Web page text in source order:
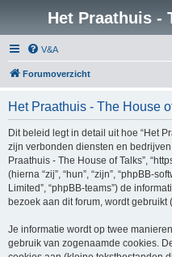
Het Praathuis -
V&A
Forumoverzicht
Het Praathuis - The House
Dit beleid legt in detail uit hoe “Het
zijn verbonden diensten en bedrijven
Praathuis - The House of Talks”,
(hierna “zij”, “hun”, “zijn”, “phpBB-
Limited”, “phpBB-teams”) de
bezoek aan dit forum, wordt gebruikt
Je informatie wordt op twee
gebruik van zogenaamde cookies.